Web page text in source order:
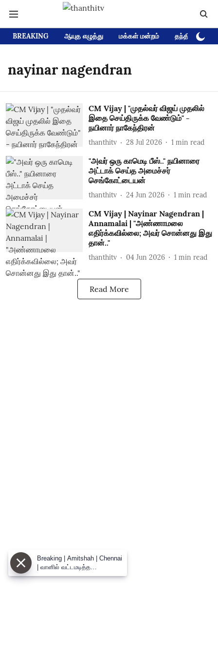
BREAKING ஆயுத எழுத்து மக்கள் மன்றம் தந்தி டிவி
nayinar nagendran
CM Vijay | "முதல்வர் விஜய் முதலில்
இதை செய்திருக்க வேண்டும்" -
நயினார் நாகேந்திரன்
thanthitv 28 Jul 2026 1 min read
"அவர் ஒரு காமெடி பீஸ்.." நயினாரை
அட்டாக் செய்த அமைச்சர்
செங்கோட்டையன்
thanthitv 24 Jun 2026 1 min read
CM Vijay | Nayinar Nagendran |
Annamalai | "அண்ணாமலை
எதிர்க்கவில்லை; அவர் சொன்னது இது
தான்.."
thanthitv 04 Jun 2026 1 min read
Read More
Breaking | Amitshah | Chennai
| வானில் வட்டமடித்த
அமித்ஷாவின் ஹெலிகாப்டர் |